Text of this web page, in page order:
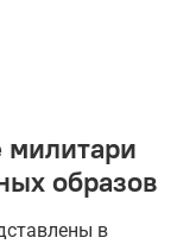
милитари
образов
в